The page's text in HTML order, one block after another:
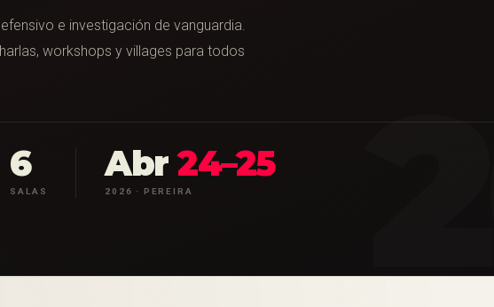
e investigación de vanguardia.
workshops y villages para todos
6
SALAS
Abr24–25
2026 · PEREIRA